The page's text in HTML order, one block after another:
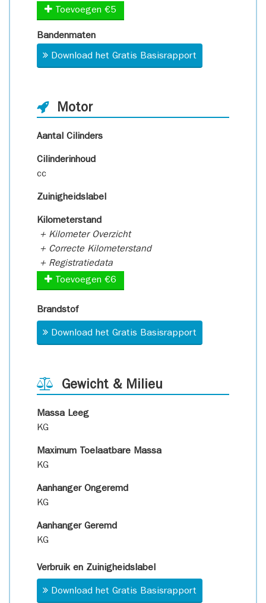
Toevoegen €5
Bandenmaten
Download het Gratis Basisrapport
Motor
Aantal Cilinders
Cilinderinhoud
cc
Zuinigheidslabel
Kilometerstand
+ Kilometer Overzicht
+ Correcte Kilometerstand
+ Registratiedata
Toevoegen €6
Brandstof
Download het Gratis Basisrapport
Gewicht & Milieu
Massa Leeg
KG
Maximum Toelaatbare Massa
KG
Aanhanger Ongeremd
KG
Aanhanger Geremd
KG
Verbruik en Zuinigheidslabel
Download het Gratis Basisrapport